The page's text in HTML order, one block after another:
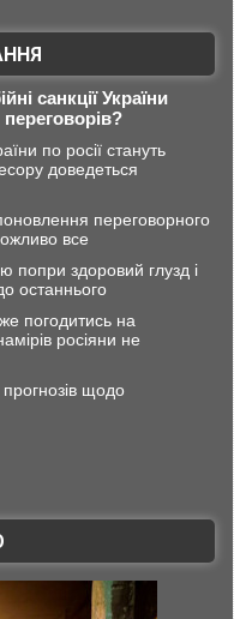
санкції України
переговорів?
по росії стануть
доведеться
переговорного
все
попри здоровий глузд і
останнього
погодитись на
росіяни не
щодо